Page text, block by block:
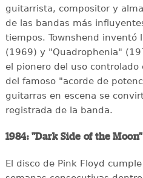
guitarrista, compositor y
de las bandas más
tiempos. Townshend inventó
(1969) y "Quadrophenia"
el pionero del uso
del famoso "acorde de
guitarras en escena se
registrada de la banda.
1984: "Dark Side of the
El disco de Pink Floyd